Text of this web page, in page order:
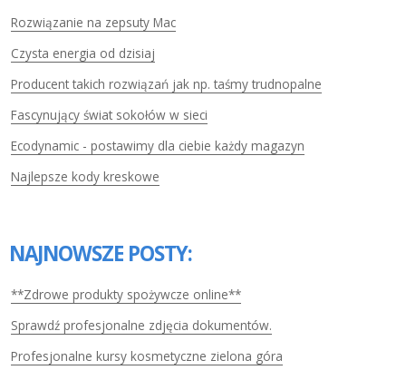
Rozwiązanie na zepsuty Mac
Czysta energia od dzisiaj
Producent takich rozwiązań jak np. taśmy trudnopalne
Fascynujący świat sokołów w sieci
Ecodynamic - postawimy dla ciebie każdy magazyn
Najlepsze kody kreskowe
NAJNOWSZE POSTY:
**Zdrowe produkty spożywcze online**
Sprawdź profesjonalne zdjęcia dokumentów.
Profesjonalne kursy kosmetyczne zielona góra